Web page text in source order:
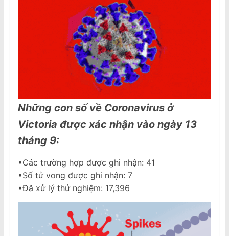
Những con số về Coronavirus ở
Victoria được xác nhận vào ngày 13
tháng 9:
•Các trường hợp được ghi nhận: 41
•Số tử vong được ghi nhận: 7
•Đã xử lý thử nghiệm: 17,396